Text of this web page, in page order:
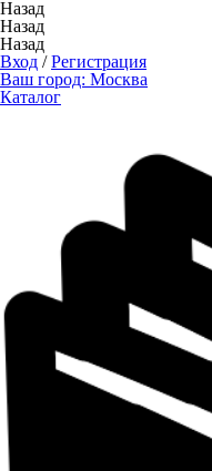
Назад
Назад
Назад
Вход /Регистрация
Ваш город: Москва
Каталог